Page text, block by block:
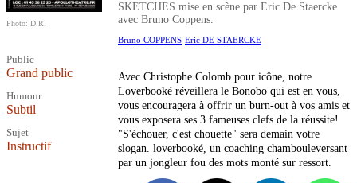
Photo: D.R.
Public
Grand public
Humour
Subtil
Sujet
Instructif
SKETCHES mise en scène par Eric De Staercke
avec Bruno Coppens.
Bruno COPPENS Eric DE STAERCKE
Avec Christophe Colomb pour icône, notre
Loverbooké réveillera le Bonobo qui est en vous,
vous encouragera à offrir un burn-out à vos amis et
vous exposera ses 3 fameuses clefs de la réussite!
"S'échouer, c'est chouette" sera demain votre
slogan. loverbooké, un coaching chambouleversant
par un jongleur fou des mots monté sur ressort.